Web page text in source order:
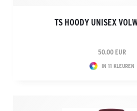
TS HOODY UNISEX
50.00 EUR
IN 11 KLEUREN